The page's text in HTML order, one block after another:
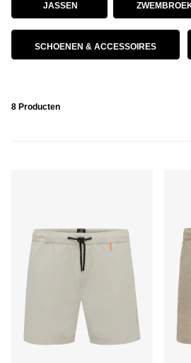
JASSEN
SCHOENEN & ACCESSOIRES
8 Producten